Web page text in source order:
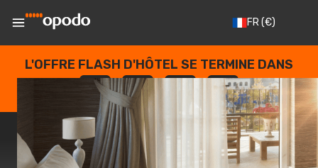
FR(€)
L'OFFRE FLASH D'HÔTEL SE TERMINE DANS
--
JOURS
: --
HEURES
: --
SECONDES